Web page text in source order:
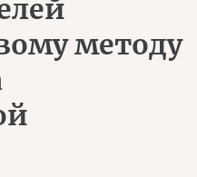
методу